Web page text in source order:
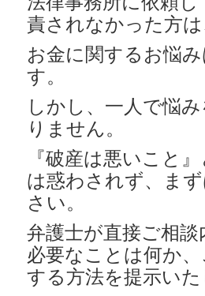
責されなかった方
お金に関するお悩
す。
しかし、一人で悩
りません。
『破産は悪いこと
は惑わされず、ま
さい。
弁護士が直接ご相
必要なことは何か
する方法を提示いた